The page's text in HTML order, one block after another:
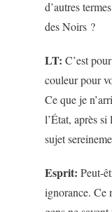
d’autres
des Noirs ?
LT: C’est
couleur pour
Ce que je
l’État, après si
sujet
Esprit: Peut-
ignorance. Ce